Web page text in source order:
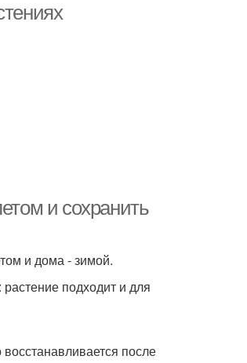
и сохранить
и дома - зимой.
подходит и для
после